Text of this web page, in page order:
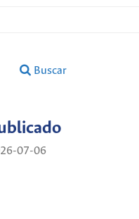
Buscar
07-06